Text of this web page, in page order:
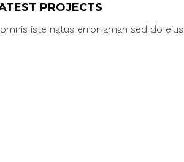
PROJECTS
iste natus error aman sed do